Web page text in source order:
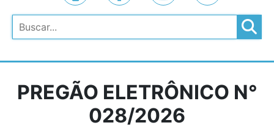
Pesquisar
PREGÃO ELETRÔNICO N°
028/2026